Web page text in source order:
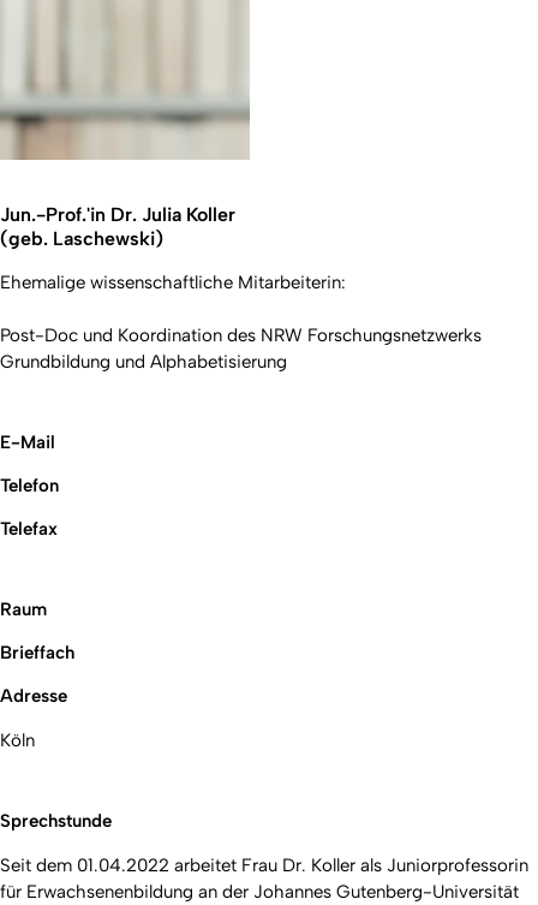
Jun.-Prof.'in Dr. Julia Koller
(geb. Laschewski)
Ehemalige wissenschaftliche Mitarbeiterin:
Post-Doc und Koordination des NRW Forschungsnetzwerks
Grundbildung und Alphabetisierung
E-Mail
Telefon
Telefax
Raum
Brieffach
Adresse
Köln
Sprechstunde
Seit dem 01.04.2022 arbeitet Frau Dr. Koller als Juniorprofessorin
für Erwachsenenbildung an der Johannes Gutenberg-Universität